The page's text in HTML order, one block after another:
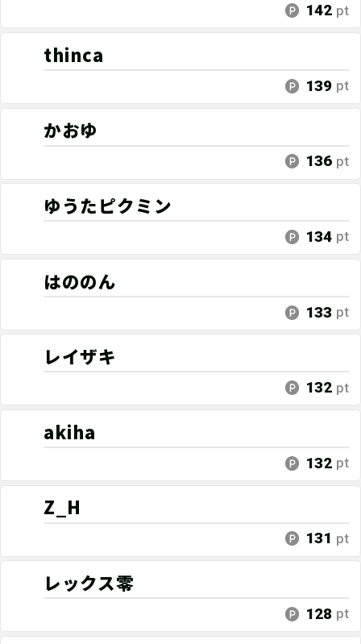
142 pt
thinca
139 pt
かおゆ
136 pt
ゆうたピクミン
134 pt
はののん
133 pt
レイザキ
132 pt
akiha
132 pt
Z_H
131 pt
レックス零
128 pt